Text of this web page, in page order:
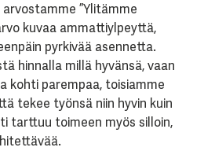
”Ylitämme
kuvaa ammattiylpeyttä,
pyrkivää asennetta.
hinnalla millä hyvänsä, vaan
kohti parempaa, toisiamme
tekee työnsä niin hyvin kuin
tarttuu toimeen myös silloin,